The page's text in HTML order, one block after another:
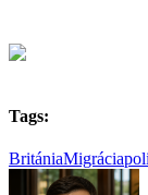
Tags:
BritániaMigrácia